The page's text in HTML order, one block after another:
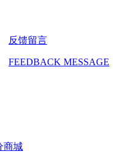
反馈留言
FEEDBACK MESSAGE
商城